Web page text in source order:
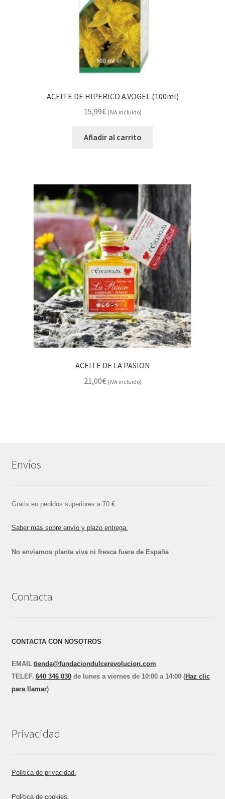
ACEITE DE HIPERICO A.VOGEL (100ml)
15,99€ (IVA incluido)
Añadir al carrito
ACEITE DE LA PASION
21,00€ (IVA incluido)
Envíos
Gratis en pedidos superiores a 70 €
Saber más sobre envío y plazo entrega.
No enviamos planta viva ni fresca fuera de España
Contacta
CONTACTA CON NOSOTROS
EMAIL tienda@fundaciondulcerevolucion.com
TELEF. 640 346 030de lunes a viernes de 10:00 a 14:00 (Haz clic
para llamar)
Privacidad
Política de privacidad.
Política de cookies.